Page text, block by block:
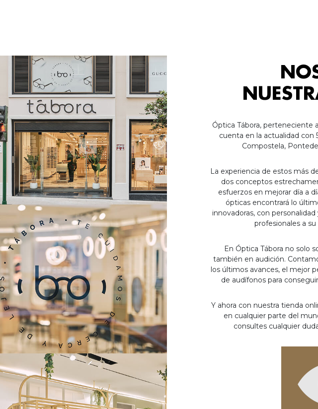
Óptica Tábora, perteneciente
cuenta en la actualidad con
Compostela,
La experiencia de estos más
dos conceptos
esfuerzos en mejorar día a
ópticas encontrará lo
innovadoras, con
profesionales a su
En Óptica Tábora no solo
también en audición.
los últimos avances, el mejor
de audífonos para
Y ahora con nuestra tienda
en cualquier parte del
consultes cualquier